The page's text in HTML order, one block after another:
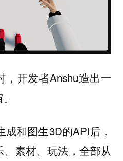
，开发者Anshu造出一
和图生3D的API后，
素材、玩法，全部从